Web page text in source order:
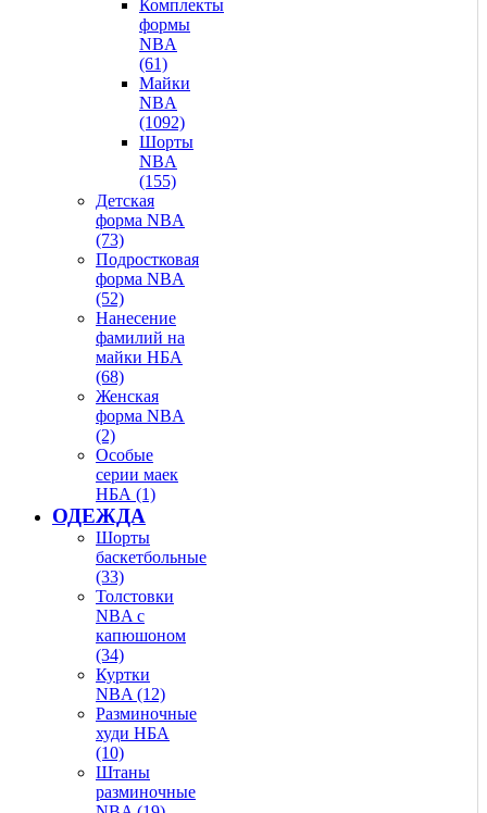
Комплекты
формы
NBA
(61)
Майки
NBA
(1092)
Шорты
NBA
(155)
Детская
форма NBA
(73)
Подростковая
форма NBA
(52)
Нанесение
фамилий на
майки НБА
(68)
Женская
форма NBA
(2)
Особые
серии маек
НБА (1)
ОДЕЖДА
Шорты
баскетбольные
(33)
Толстовки
NBA с
капюшоном
(34)
Куртки
NBA (12)
Разминочные
худи НБА
(10)
Штаны
разминочные